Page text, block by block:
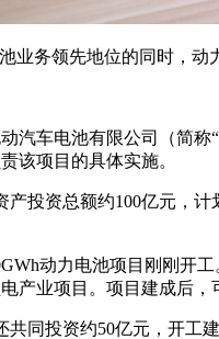
业务领先地位的同时，动
汽车电池有限公司（简
该项目的具体实施。
投资总额约100亿元，
动力电池项目刚刚开
业项目。项目建成后，
同投资约50亿元，开